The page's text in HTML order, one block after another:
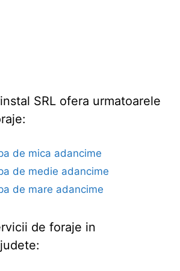
SRL ofera urmatoarele
de mica adancime
de medie adancime
de mare adancime
de foraje in